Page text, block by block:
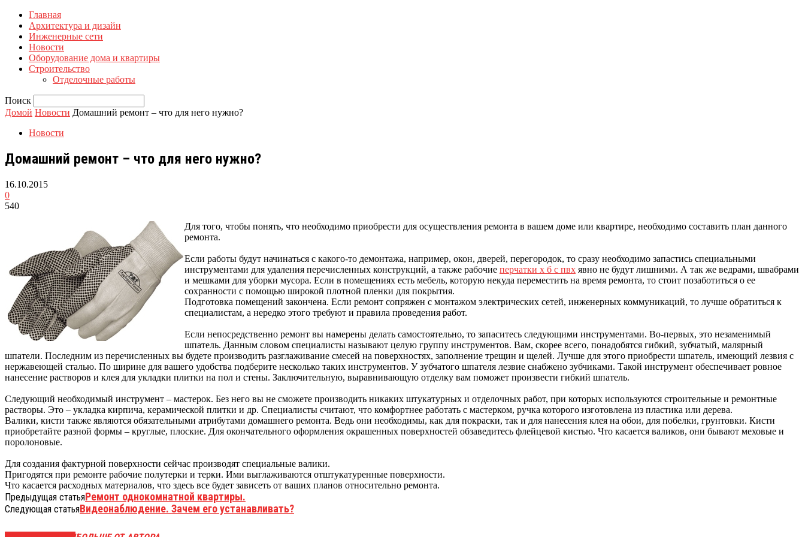
Главная
Архитектура и дизайн
Инженерные сети
Новости
Оборудование дома и квартиры
Строительство
Отделочные работы
Поиск
Домой Новости Домашний ремонт – что для него нужно?
Новости
Домашний ремонт – что для него нужно?
16.10.2015
0
540
Для того, чтобы понять, что необходимо приобрести для осуществления ремонта в вашем доме или квартире, необходимо составить план данного
ремонта.
Если работы будут начинаться с какого-то демонтажа, например, окон, дверей, перегородок, то сразу необходимо запастись специальными
инструментами для удаления перечисленных конструкций, а также рабочие перчатки х б с пвх явно не будут лишними. А так же ведрами, швабрами
и мешками для уборки мусора. Если в помещениях есть мебель, которую некуда переместить на время ремонта, то стоит позаботиться о ее
сохранности с помощью широкой плотной пленки для покрытия.
Подготовка помещений закончена. Если ремонт сопряжен с монтажом электрических сетей, инженерных коммуникаций, то лучше обратиться к
специалистам, а нередко этого требуют и правила проведения работ.
Если непосредственно ремонт вы намерены делать самостоятельно, то запаситесь следующими инструментами. Во-первых, это незаменимый
шпатель. Данным словом специалисты называют целую группу инструментов. Вам, скорее всего, понадобятся гибкий, зубчатый, малярный
шпатели. Последним из перечисленных вы будете производить разглаживание смесей на поверхностях, заполнение трещин и щелей. Лучше для этого приобрести шпатель, имеющий лезвия с
нержавеющей сталью. По ширине для вашего удобства подберите несколько таких инструментов. У зубчатого шпателя лезвие снабжено зубчиками. Такой инструмент обеспечивает ровное
нанесение растворов и клея для укладки плитки на пол и стены. Заключительную, выравнивающую отделку вам поможет произвести гибкий шпатель.
Следующий необходимый инструмент – мастерок. Без него вы не сможете производить никаких штукатурных и отделочных работ, при которых используются строительные и ремонтные
растворы. Это – укладка кирпича, керамической плитки и др. Специалисты считают, что комфортнее работать с мастерком, ручка которого изготовлена из пластика или дерева.
Валики, кисти также являются обязательными атрибутами домашнего ремонта. Ведь они необходимы, как для покраски, так и для нанесения клея на обои, для побелки, грунтовки. Кисти
приобретайте разной формы – круглые, плоские. Для окончательного оформления окрашенных поверхностей обзаведитесь флейцевой кистью. Что касается валиков, они бывают меховые и
поролоновые.
Для создания фактурной поверхности сейчас производят специальные валики.
Пригодятся при ремонте рабочие полутерки и терки. Ими выглаживаются отштукатуренные поверхности.
Что касается расходных материалов, что здесь все будет зависеть от ваших планов относительно ремонта.
Предыдущая статьяРемонт однокомнатной квартиры.
Следующая статьяВидеонаблюдение. Зачем его устанавливать?